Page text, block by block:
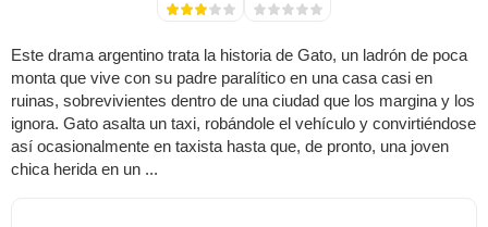
Este drama argentino trata la historia de Gato, un ladrón de poca
monta que vive con su padre paralítico en una casa casi en
ruinas, sobrevivientes dentro de una ciudad que los margina y los
ignora. Gato asalta un taxi, robándole el vehículo y convirtiéndose
así ocasionalmente en taxista hasta que, de pronto, una joven
chica herida en un ...